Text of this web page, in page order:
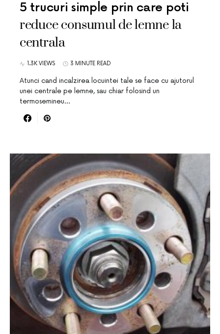
5 trucuri simple prin care poti
reduce consumul de lemne la
centrala
1.3K VIEWS 3 MINUTE READ
Atunci cand incalzirea locuintei tale se face cu ajutorul
unei centrale pe lemne, sau chiar folosind un
termosemineu…